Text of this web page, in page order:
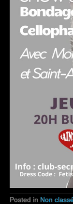
Posted in Non